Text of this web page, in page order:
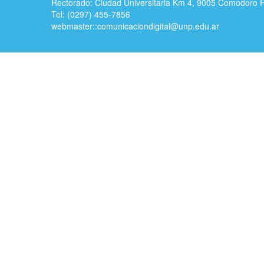
Tel: (0297) 455-7856
webmaster::comunicaciondigital@unp.edu.ar